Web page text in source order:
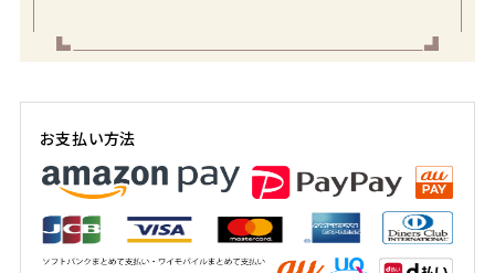
お支払い方法